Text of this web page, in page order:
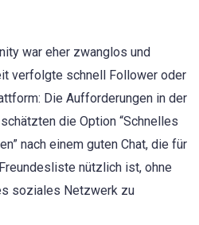
war eher zwanglos und
verfolgte schnell Follower oder
Die Aufforderungen in der
die Option “Schnelles
nach einem guten Chat, die für
nützlich ist, ohne
soziales Netzwerk zu